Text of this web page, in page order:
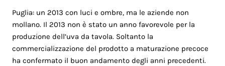
Puglia: un 2013 con luci e ombre, ma le aziende non
mollano. Il 2013 non è stato un anno favorevole per la
produzione dell’uva da tavola. Soltanto la
commercializzazione del prodotto a maturazione precoce
ha confermato il buon andamento degli anni precedenti.